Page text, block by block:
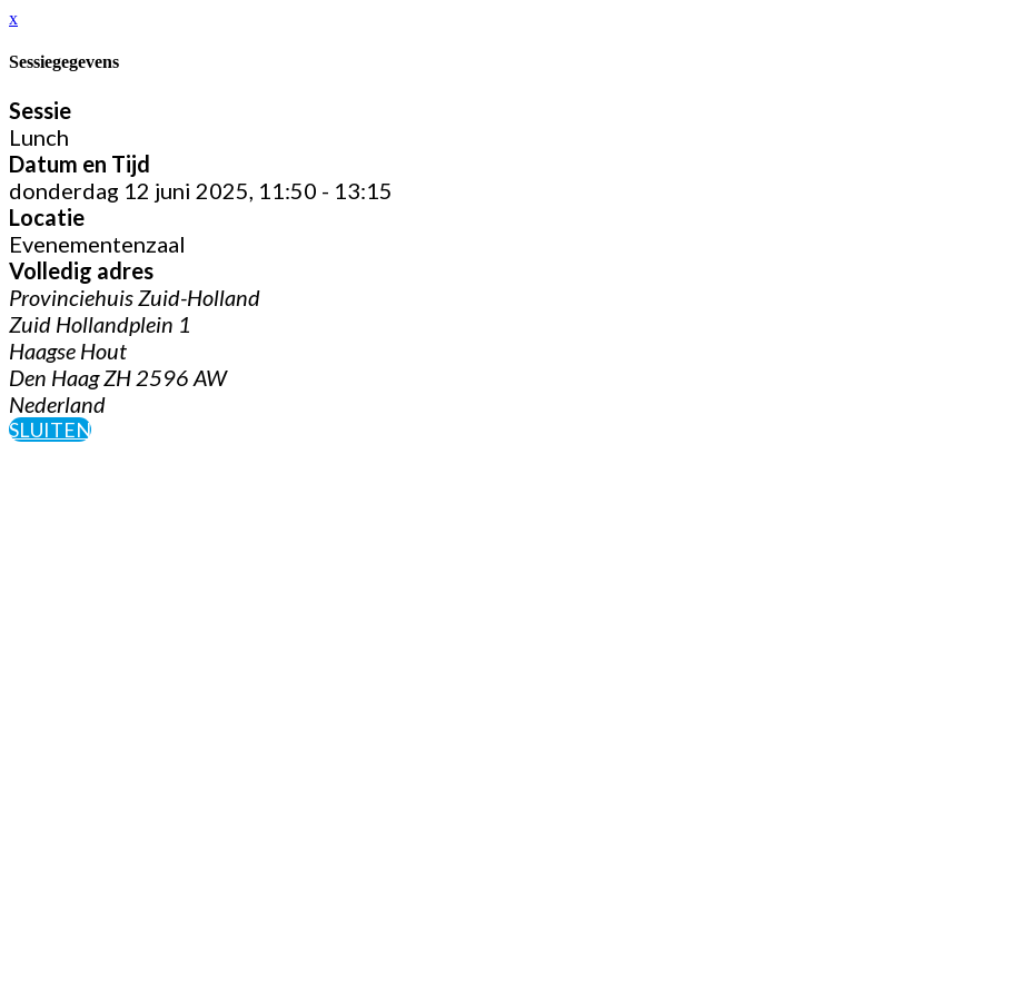
x
Sessiegegevens
Sessie
Lunch
Datum en Tijd
donderdag 12 juni 2025, 11:50 - 13:15
Locatie
Evenementenzaal
Volledig adres
Provinciehuis Zuid-Holland
Zuid Hollandplein 1
Haagse Hout
Den Haag ZH 2596 AW
Nederland
SLUITEN